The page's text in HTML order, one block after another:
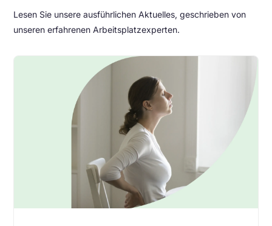
Lesen Sie unsere ausführlichen Aktuelles, geschrieben von
unseren erfahrenen Arbeitsplatzexperten.